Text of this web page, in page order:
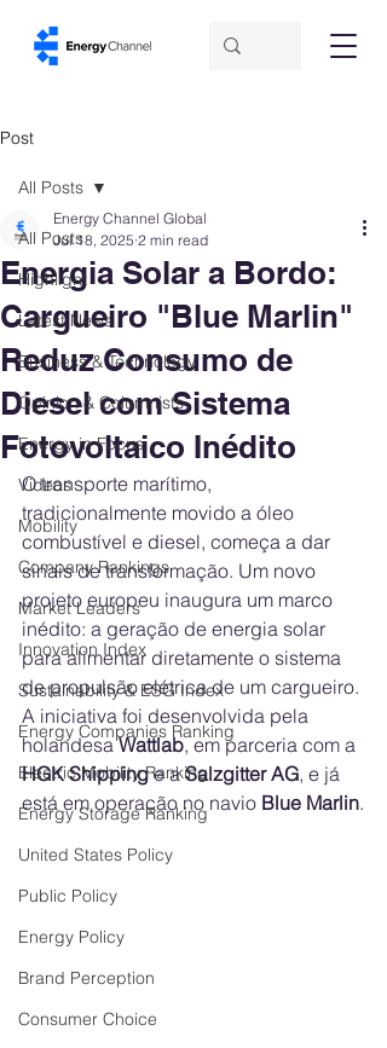
Post
All Posts
Highlight
Latest News
Business & Technology
Opinion & Columnists
Energy in Focus
Videos
Mobility
Company Rankings
Market Leaders
Innovation Index
Sustainability & ESG Index
Energy Companies Ranking
Electric Mobility Ranking
Energy Storage Ranking
United States Policy
Public Policy
Energy Policy
Brand Perception
Consumer Choice
All Posts
Energia Solar a Bordo:
Cargueiro "Blue Marlin"
Reduz Consumo de
Diesel com Sistema
Fotovoltaico Inédito
Energy Channel Global
Jul 18, 2025 2 min read
O transporte marítimo,
tradicionalmente movido a óleo
combustível e diesel, começa a dar
sinais de transformação. Um novo
projeto europeu inaugura um marco
inédito: a geração de energia solar
para alimentar diretamente o sistema
de propulsão elétrica de um cargueiro.
A iniciativa foi desenvolvida pela
holandesa Wattlab, em parceria com a
HGK Shipping e a Salzgitter AG, e já
está em operação no navio Blue Marlin.